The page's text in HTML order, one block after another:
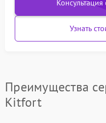
Узнать
Преимущества
Kitfort